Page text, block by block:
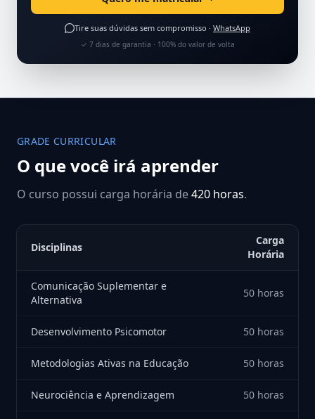
Tire suas dúvidas sem compromisso · WhatsApp
✓ 7 dias de garantia · 100% do valor de volta
GRADE CURRICULAR
O que você irá aprender
O curso possui carga horária de420 horas.
Disciplinas
Carga
Horária
Comunicação Suplementar e
Alternativa
50 horas
Desenvolvimento Psicomotor 50 horas
Metodologias Ativas na Educação 50 horas
Neurociência e Aprendizagem 50 horas